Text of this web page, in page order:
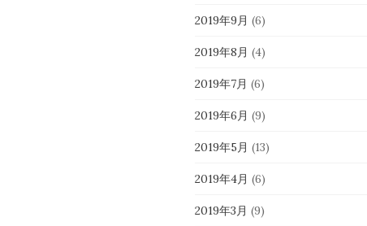
2019年9月 (6)
2019年8月 (4)
2019年7月 (6)
2019年6月 (9)
2019年5月 (13)
2019年4月 (6)
2019年3月 (9)